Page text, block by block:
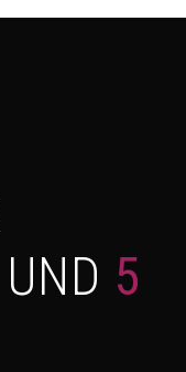
5